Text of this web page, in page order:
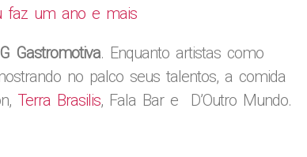
faz um ano e mais
Gastromotiva. Enquanto artistas como
no palco seus talentos, a comida
Terra Brasilis, Fala Bar e D’Outro Mundo.